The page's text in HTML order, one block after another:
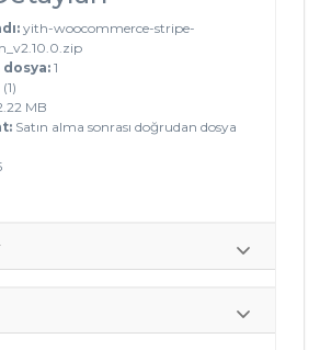
yith-woocommerce-stripe-
dosya:1
MB
Satın alma sonrası doğrudan dosya